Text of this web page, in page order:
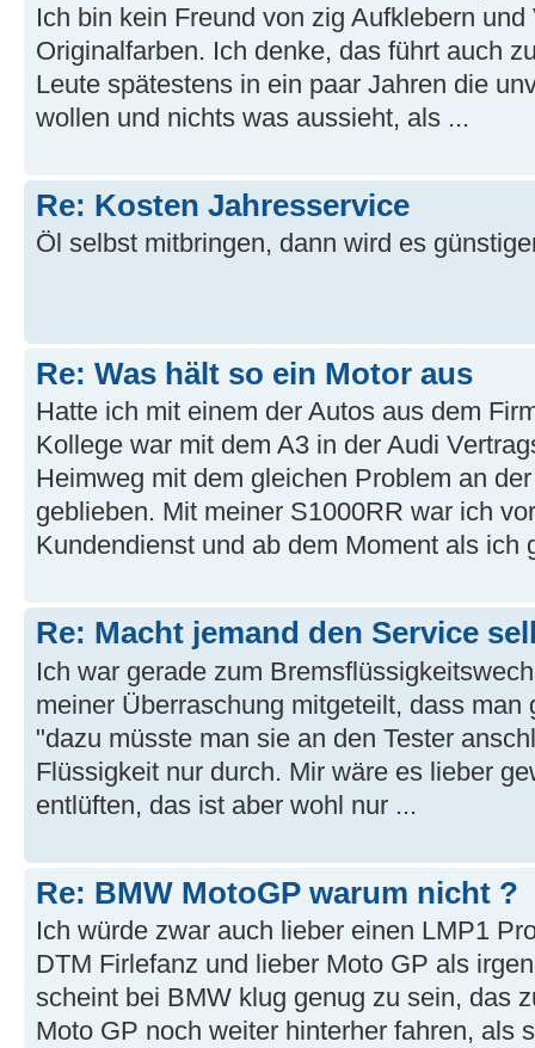
Ich bin kein Freund von zig Aufklebern
Originalfarben. Ich denke, das führt auch
Leute spätestens in ein paar Jahren die
wollen und nichts was aussieht, als ...
Re: Kosten Jahresservice
Öl selbst mitbringen, dann wird es
Re: Was hält so ein Motor aus
Hatte ich mit einem der Autos aus dem
Kollege war mit dem A3 in der Audi
Heimweg mit dem gleichen Problem an
geblieben. Mit meiner S1000RR war ich
Kundendienst und ab dem Moment als ich
Re: Macht jemand den Service
Ich war gerade zum
meiner Überraschung mitgeteilt, dass man
"dazu müsste man sie an den Tester
Flüssigkeit nur durch. Mir wäre es lieber
entlüften, das ist aber wohl nur ...
Re: BMW MotoGP warum nicht ?
Ich würde zwar auch lieber einen LMP1
DTM Firlefanz und lieber Moto GP als
scheint bei BMW klug genug zu sein, das
Moto GP noch weiter hinterher fahren, als